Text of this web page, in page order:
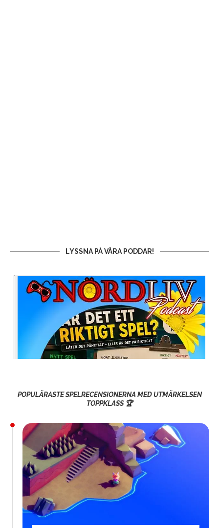
LYSSNA PÅ VÅRA PODDAR!
POPULÄRASTE SPELRECENSIONERNA MED UTMÄRKELSEN
TOPPKLASS 🏆